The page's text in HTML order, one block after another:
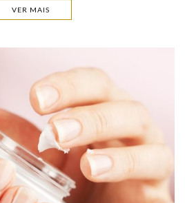
VER MAIS